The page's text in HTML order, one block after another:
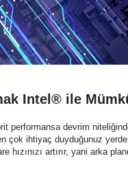
Intel® ile
devrim
çok ihtiyaç duyduğunuz
hızınızı artırır, yani